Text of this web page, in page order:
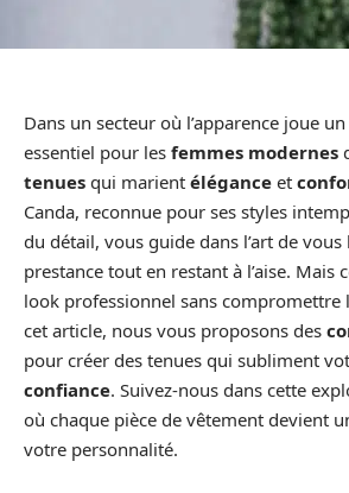
Dans un secteur où l’apparence joue
essentiel pour les femmes modernes
tenues qui marient élégance et
Canda, reconnue pour ses styles
du détail, vous guide dans l’art de
prestance tout en restant à l’aise. Mais
look professionnel sans compromettre
cet article, nous vous proposons des
pour créer des tenues qui subliment
confiance. Suivez-nous dans cette
où chaque pièce de vêtement devient
votre personnalité.